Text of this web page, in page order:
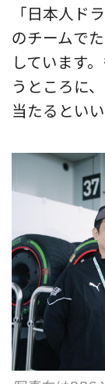
「日本人ド
のチームで
しています
うところに
当たるといい